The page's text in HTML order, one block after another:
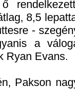
8,5
-
a
Ryan Evans.
Pakson